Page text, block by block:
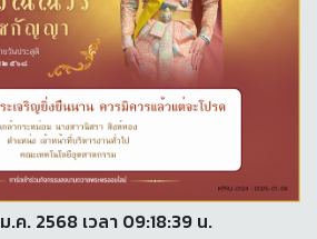
.ค. 2568 เวลา 09:18:39 น.